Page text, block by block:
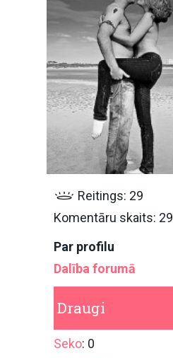
Reitings: 29
Komentāru skaits: 29
Par profilu
Dalība forumā
Draugi
Seko: 0